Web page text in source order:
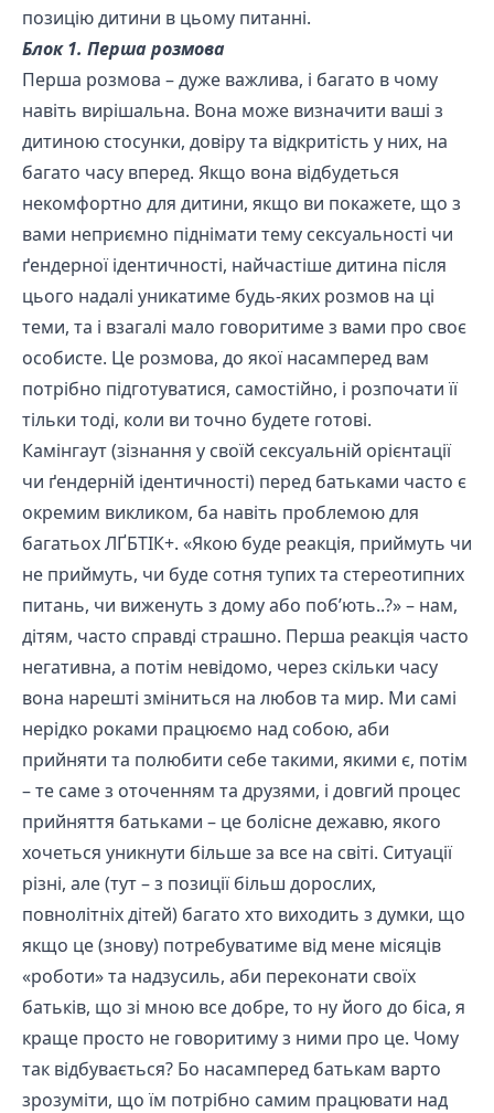
позицію дитини в цьому питанні.
Блок 1. Перша розмова
Перша розмова – дуже важлива, і багато в чому
навіть вирішальна. Вона може визначити ваші з
дитиною стосунки, довіру та відкритість у них, на
багато часу вперед. Якщо вона відбудеться
некомфортно для дитини, якщо ви покажете, що з
вами неприємно піднімати тему сексуальності чи
ґендерної ідентичності, найчастіше дитина після
цього надалі уникатиме будь-яких розмов на ці
теми, та і взагалі мало говоритиме з вами про своє
особисте. Це розмова, до якої насамперед вам
потрібно підготуватися, самостійно, і розпочати її
тільки тоді, коли ви точно будете готові.
Камінгаут (зізнання у своїй сексуальній орієнтації
чи ґендерній ідентичності) перед батьками часто є
окремим викликом, ба навіть проблемою для
багатьох ЛҐБТІК+. «Якою буде реакція, приймуть чи
не приймуть, чи буде сотня тупих та стереотипних
питань, чи виженуть з дому або поб’ють..?» – нам,
дітям, часто справді страшно. Перша реакція часто
негативна, а потім невідомо, через скільки часу
вона нарешті зміниться на любов та мир. Ми самі
нерідко роками працюємо над собою, аби
прийняти та полюбити себе такими, якими є, потім
– те саме з оточенням та друзями, і довгий процес
прийняття батьками – це болісне дежавю, якого
хочеться уникнути більше за все на світі. Ситуації
різні, але (тут – з позиції більш дорослих,
повнолітніх дітей) багато хто виходить з думки, що
якщо це (знову) потребуватиме від мене місяців
«роботи» та надзусиль, аби переконати своїх
батьків, що зі мною все добре, то ну його до біса, я
краще просто не говоритиму з ними про це. Чому
так відбувається? Бо насамперед батькам варто
зрозуміти, що їм потрібно самим працювати над